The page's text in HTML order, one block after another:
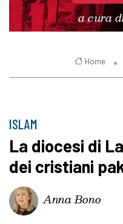
a cura
Home
ISLAM
La diocesi di
dei cristiani
Anna Bono